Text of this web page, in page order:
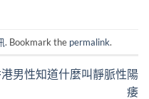
. Bookmark the permalink.
男性知道什麼叫靜脈性陽
痿